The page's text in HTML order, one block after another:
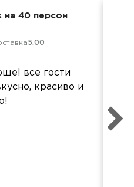
на 40 персон
5.00
все гости
красиво и